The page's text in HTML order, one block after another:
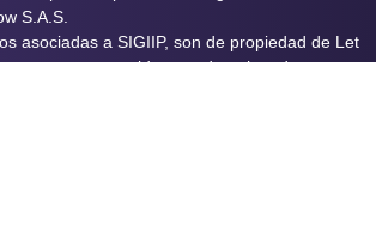
S.A.S.
asociadas a SIGIIP, son de propiedad de Let
protegidos por derechos de autor e